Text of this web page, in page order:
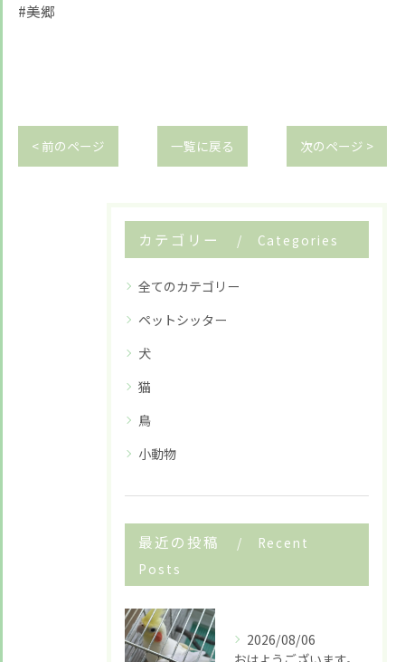
#美郷
< 前のページ 一覧に戻る 次のページ >
カテゴリー Categories
全てのカテゴリー
ペットシッター
犬
猫
鳥
小動物
最近の投稿
Recent
Posts
2026/08/06